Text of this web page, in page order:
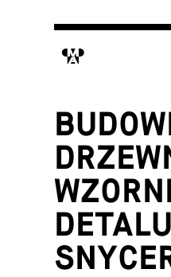
M
DETALU